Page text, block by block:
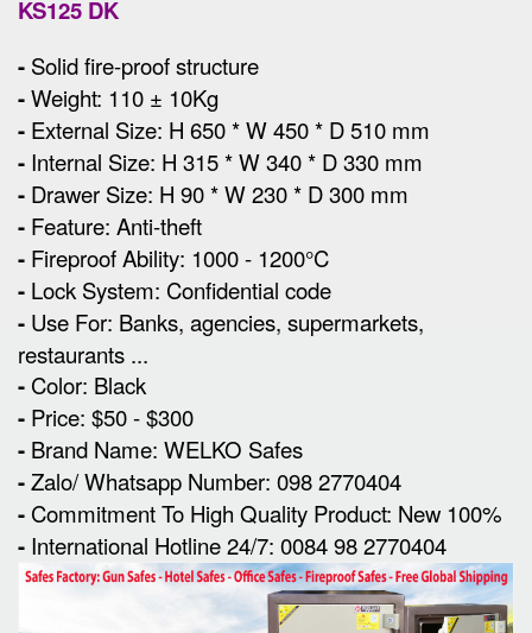
KS125 DK
- Solid fire-proof structure
-Weight: 110 ± 10Kg
- External Size: H 650 * W 450 * D 510 mm
- Internal Size: H 315 * W 340 * D 330 mm
- Drawer Size: H 90 * W 230 * D 300 mm
- Feature: Anti-theft
- Fireproof Ability: 1000 - 1200°C
- Lock System: Confidential code
- Use For: Banks, agencies, supermarkets,
restaurants ...
- Color: Black
- Price: $50 - $300
- Brand Name: WELKO Safes
-Zalo/ Whatsapp Number: 098 2770404
- Commitment To High Quality Product: New 100%
- International Hotline 24/7: 0084 98 2770404